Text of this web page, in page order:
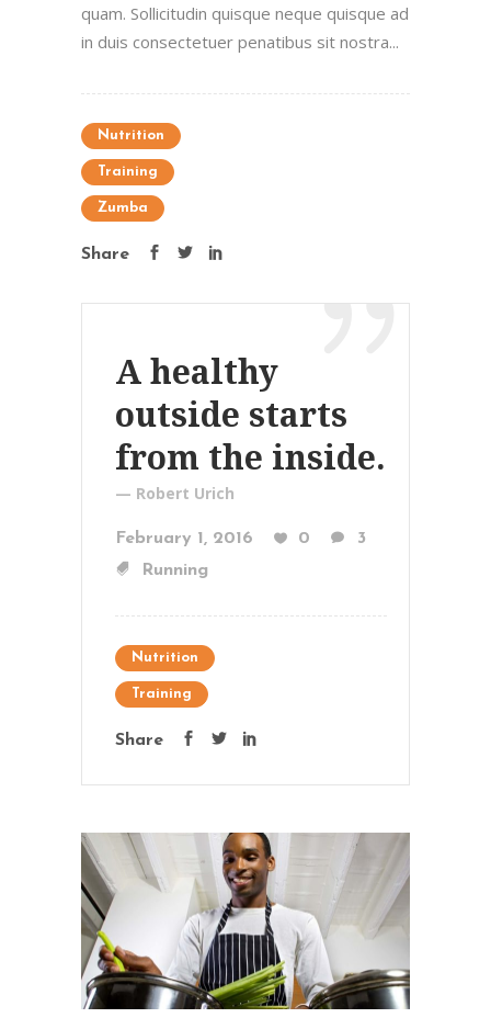
quam. Sollicitudin quisque neque quisque ad
in duis consectetuer penatibus sit nostra...
Nutrition
Training
Zumba
Share
A healthy
outside starts
from the inside.
— Robert Urich
February 1, 2016 0
3
Running
Nutrition
Training
Share